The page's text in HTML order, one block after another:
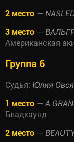
2 место —
3 место —
Американская
Группа 6
Судья: Юлия
1 место — A
Бладхаунд
2 место —